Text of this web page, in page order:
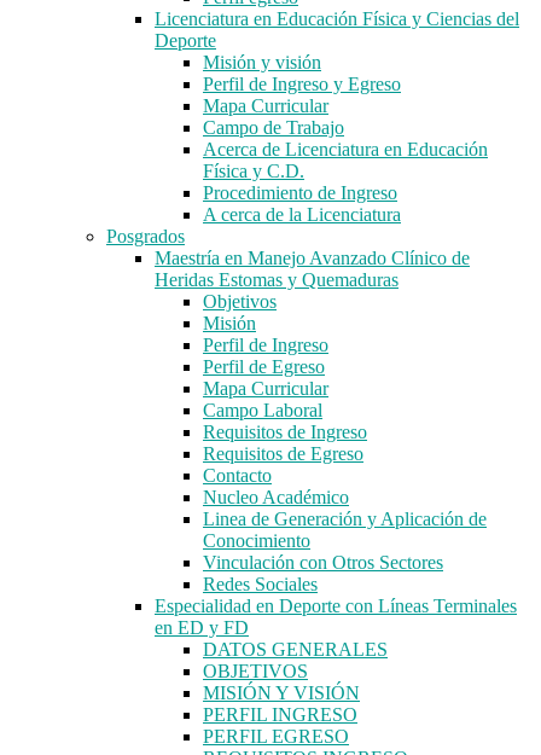
Licenciatura en Educación Física y Ciencias del
Deporte
Misión y visión
Perfil de Ingreso y Egreso
Mapa Curricular
Campo de Trabajo
Acerca de Licenciatura en Educación
Física y C.D.
Procedimiento de Ingreso
A cerca de la Licenciatura
Posgrados
Maestría en Manejo Avanzado Clínico de
Heridas Estomas y Quemaduras
Objetivos
Misión
Perfil de Ingreso
Perfil de Egreso
Mapa Curricular
Campo Laboral
Requisitos de Ingreso
Requisitos de Egreso
Contacto
Nucleo Académico
Linea de Generación y Aplicación de
Conocimiento
Vinculación con Otros Sectores
Redes Sociales
Especialidad en Deporte con Líneas Terminales
en ED y FD
DATOS GENERALES
OBJETIVOS
MISIÓN Y VISIÓN
PERFIL INGRESO
PERFIL EGRESO